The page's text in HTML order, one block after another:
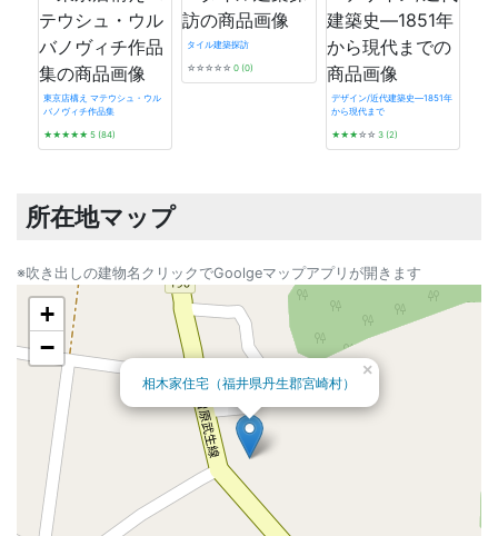
東京店構え マテウシュ・ウル
バノヴィチ作品集
★★★★★ 5 (84)
タイル建築探訪
☆☆☆☆☆ 0 (0)
デザイン/近代建築史―1851年
から現代まで
★★★☆☆ 3 (2)
所在地マップ
※吹き出しの建物名クリックでGoolgeマップアプリが開きます
相木家住宅（福井県丹生郡宮崎村）
×
+
−